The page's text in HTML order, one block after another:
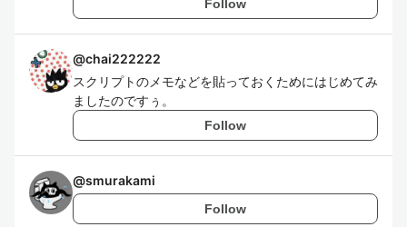
Follow
@chai222222
スクリプトのメモなどを貼っておくためにはじめてみ
ましたのですぅ。
Follow
@smurakami
Follow